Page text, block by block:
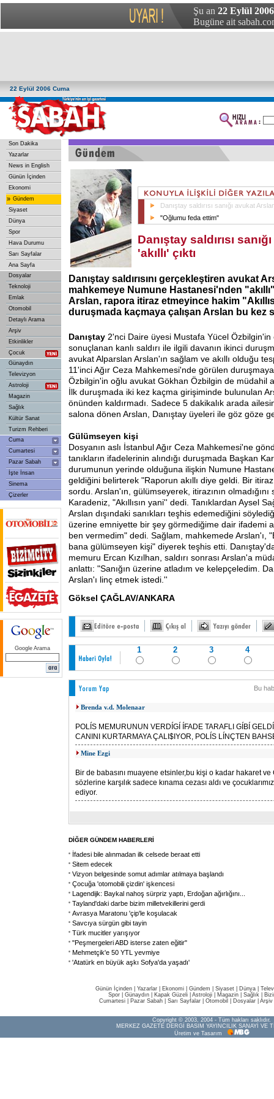
Şu an 22 Eylül
Bugüne ait
22 Eylül 2006 Cuma
Son Dakika
Yazarlar
News in English
Günün İçinden
Ekonomi
» Gündem
Siyaset
Dünya
Spor
Hava Durumu
Sarı Sayfalar
Ana Sayfa
Dosyalar
Teknoloji
Emlak
Otomobil
Detaylı Arama
Arşiv
Etkinlikler
Çocuk
Günaydın
Televizyon
Astroloji
Magazin
Sağlık
Kültür Sanat
Turizm Rehberi
Cuma
Cumartesi
Pazar Sabah
İşte İnsan
Sinema
Çizerler
Google Arama
Danıştay saldırısı sanığı avukat
"Oğlumu feda ettim"
Danıştay saldırısı
'akıllı' çıktı
Danıştay saldırısını gerçekleştiren avukat
mahkemeye Numune Hastanesi'nden
Arslan, rapora itiraz etmeyince hakim
duruşmada kaçmaya çalışan Arslan bu kez
Danıştay 2'nci Daire üyesi Mustafa Yücel Özbilgin'in
sonuçlanan kanlı saldırı ile ilgili davanın ikinci
avukat Alparslan Arslan'ın sağlam ve akıllı olduğu
11'inci Ağır Ceza Mahkemesi'nde görülen
Özbilgin'in oğlu avukat Gökhan Özbilgin de müdahil
İlk duruşmada iki kez kaçma girişiminde bulunulan
önünden kaldırmadı. Sadece 5 dakikalık arada
salona dönen Arslan, Danıştay üyeleri ile göz göze
Gülümseyen kişi
Dosyanın aslı İstanbul Ağır Ceza Mahkemesi'ne
tanıkların ifadelerinin alındığı duruşmada Başkan
durumunun yerinde olduğuna ilişkin Numune
geldiğini belirterek "Raporun akıllı diye geldi. Bir
sordu. Arslan'ın, gülümseyerek, itirazının
Karadeniz, "Akıllısın yani'' dedi. Tanıklardan Aysel
Arslan dışındaki sanıkları teşhis edemediğini
üzerine emniyette bir şey görmediğime dair ifademi
ben vermedim" dedi. Sağlam, mahkemede Arslan'ı,
bana gülümseyen kişi" diyerek teşhis etti.
memuru Ercan Kızılhan, saldırı sonrası Arslan'a
anlattı: "Sanığın üzerine atladım ve kelepçeledim.
Arslan'ı linç etmek istedi.''
Göksel ÇAĞLAV/ANKARA
1 2 3 4
Bu
Brenda v.d. Molenaar
POLÍS MEMURUNUN VERDÍGÍ ÍFADE TARAFLI GÍBÍ
CANINI KURTARMAYA ÇALI$IYOR, POLÍS LÍNÇTEN
Mine Ezgi
Bir de babasını muayene etsinler,bu kişi o kadar hakaret ve
sözlerine karşılık sadece kınama cezası aldı ve
ediyor.
DİĞER GÜNDEM HABERLERİ
İfadesi bile alınmadan ilk celsede beraat etti
Sitem edecek
Vizyon belgesinde somut adımlar atılmaya başlandı
Çocuğa 'otomobili çizdin' işkencesi
Lagendijk: Baykal nahoş sürpriz yaptı, Erdoğan ağırlığını...
Tayland'daki darbe bizim milletvekillerini gerdi
Avrasya Maratonu 'çip'le koşulacak
Savcıya sürgün gibi tayin
Türk mucitler yarışıyor
"Peşmergeleri ABD isterse zaten eğitir"
Mehmetçik'e 50 YTL yevmiye
'Atatürk en büyük aşkı Sofya'da yaşadı'
Günün İçinden Yazarlar Ekonomi Gündem Siyaset Dünya |
Spor
Günaydın Kapak Güzeli Astroloji Magazin Sağlık
Cumartesi
Pazar Sabah Sarı Sayfalar Otomobil Dosyalar Arşiv
Copyright © 2003, 2004 - Tüm hakları saklıdır.
MERKEZ GAZETE DERGİ BASIM YAYINCILIK SANAYİ VE
Üretim ve Tasarım